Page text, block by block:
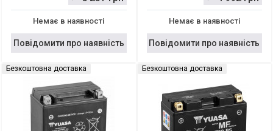
Немає в наявності
Повідомити про наявність
Немає в наявності
Повідомити про наявність
Безкоштовна доставка Безкоштовна доставка